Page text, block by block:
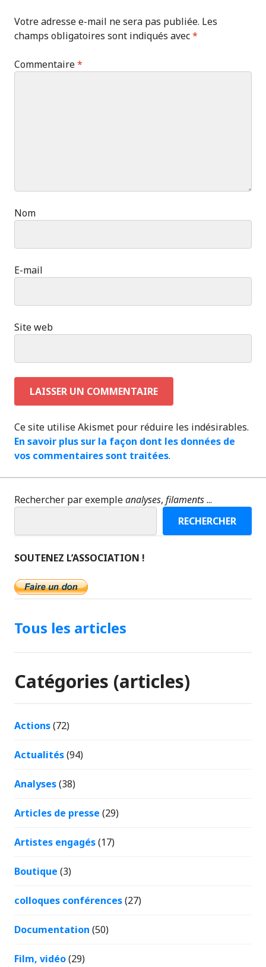
Votre adresse e-mail ne sera pas publiée. Les
champs obligatoires sont indiqués avec*
Commentaire*
Nom
E-mail
Site web
Ce site utilise Akismet pour réduire les indésirables.
En savoir plus sur la façon dont les données de
vos commentaires sont traitées.
Rechercher par exempleanalyses, filaments...
RECHERCHER
SOUTENEZ L’ASSOCIATION !
Tous les articles
Catégories (articles)
Actions(72)
Actualités(94)
Analyses(38)
Articles de presse (29)
Artistes engagés(17)
Boutique (3)
colloques conférences(27)
Documentation (50)
Film, vidéo(29)